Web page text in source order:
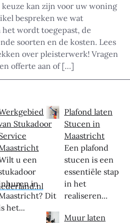
kan zijn voor uw woning
bespreken we wat
wordt toegepast, de
soorten en de kosten. Lees
over pleisterwerk! Vragen
offerte aan of […]
Stukadoor
u een
in
Dit
het...
Plafond laten
Stucen in
Maastricht
Een plafond
stucen is een
essentiële stap
in het
realiseren...
Muur laten